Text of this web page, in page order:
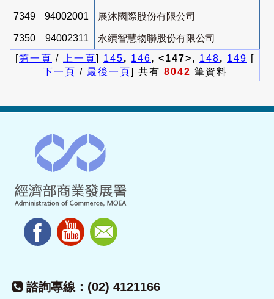
7349 94002001 展沐國際股份有限公司
7350 94002311
永續智慧物聯股份有限公司
[第一頁 / 上一頁] 145, 146, <147>, 148, 149 [
下一頁 / 最後一頁] 共有 8042 筆資料
諮詢專線：(02) 4121166